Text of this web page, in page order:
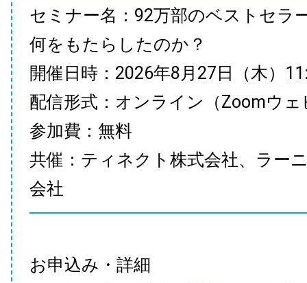
セミナー名：92万部のベストセラ
何をもたらしたのか？
開催日時：2026年8月27日（木）
配信形式：オンライン（Zoomウェ
参加費：無料
共催：ティネクト株式会社、ラー
会社
お申込み・詳細